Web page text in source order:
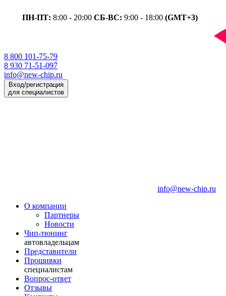
ПН-ПТ: 8:00 - 20:00 СБ-ВС: 9:00 - 18:00 (GMT+3)
8 800 101-75-79
8 930 71-51-097
info@new-chip.ru
Вход/регистрация
для специалистов
info@new-chip.ru
О компании
Партнеры
Новости
Чип-тюнинг
автовладельцам
Представители
Прошивки
специалистам
Вопрос-ответ
Отзывы